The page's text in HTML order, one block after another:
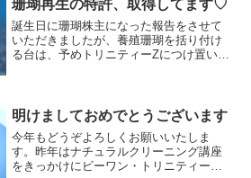
衝撃的だったのは、197...
珊瑚再生の特許、取得してます♡
誕生日に珊瑚株主になった報告をさせて
いただきましたが、養殖珊瑚を括り付け
る台は、予めトリニティーZにつけ置いて
などの原因物質を分解...
明けましておめでとうございます
今年もどうぞよろしくお願いいたしま
す。昨年はナチュラルクリーニング講座
をきっかけにビーワン・トリニティー商